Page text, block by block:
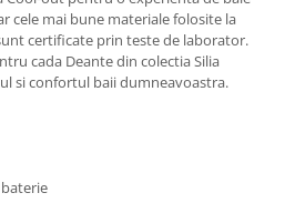
cele mai bune materiale folosite la
certificate prin teste de laborator.
cada Deante din colectia Silia
si confortul baii dumneavoastra.